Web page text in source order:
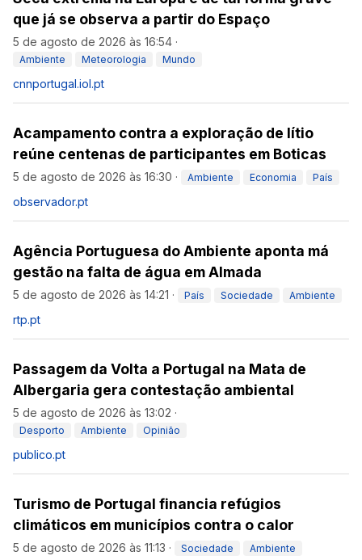
que já se observa a partir do Espaço
5 de agosto de 2026 às 16:54 ·
Ambiente Meteorologia Mundo
cnnportugal.iol.pt
Acampamento contra a exploração de lítio
reúne centenas de participantes em Boticas
5 de agosto de 2026 às 16:30 · Ambiente Economia País
observador.pt
Agência Portuguesa do Ambiente aponta má
gestão na falta de água em Almada
5 de agosto de 2026 às 14:21 · País Sociedade Ambiente
rtp.pt
Passagem da Volta a Portugal na Mata de
Albergaria gera contestação ambiental
5 de agosto de 2026 às 13:02 ·
Desporto Ambiente Opinião
publico.pt
Turismo de Portugal financia refúgios
climáticos em municípios contra o calor
5 de agosto de 2026 às 11:13 · Sociedade Ambiente